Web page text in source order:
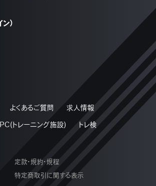
）
よくあるご質問 求人情報
トレーニング施設) トレ検
定款・規約・規程
特定商取引に関する表示